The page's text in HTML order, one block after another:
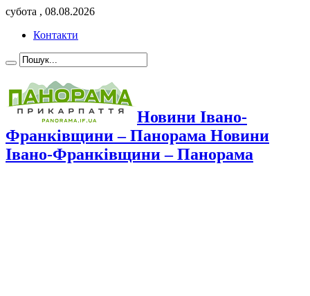
субота , 08.08.2026
Контакти
Новини Івано-
Франківщини – Панорама Новини
Івано-Франківщини – Панорама